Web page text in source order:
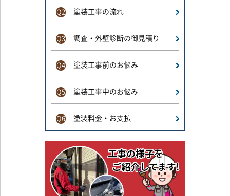
Q2 塗装工事の流れ
Q3 調査・外壁診断の御見積り
Q4 塗装工事前のお悩み
Q5 塗装工事中のお悩み
Q6 塗装料金・お支払